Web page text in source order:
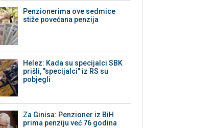
Penzionerima ove sedmice
stiže povećana penzija
Helez: Kada su specijalci SBK
prišli, "specijalci" iz RS su
pobjegli
Za Ginisa: Penzioner iz BiH
prima penziju već 76 godina